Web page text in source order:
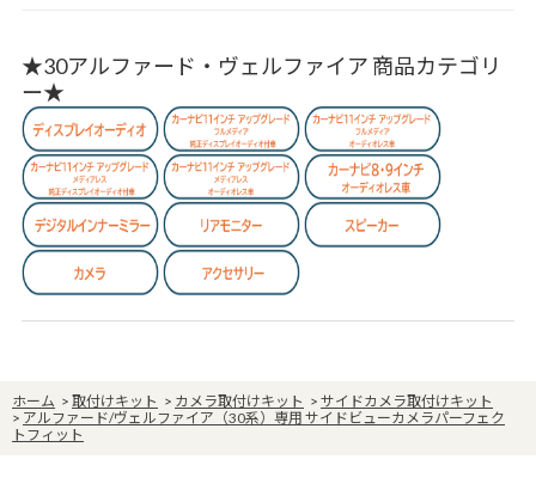
★30アルファード・ヴェルファイア 商品カテゴリ
ー★
ホーム > 取付けキット > カメラ取付けキット > サイドカメラ取付けキット
> アルファード/ヴェルファイア（30系）専用 サイドビューカメラパーフェク
トフィット